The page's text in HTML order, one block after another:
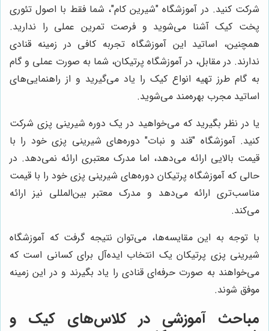
شرکت کنید. در آموزشگاه "شیرین کام"، شما فقط با اصول تئوری
پخت کیک آشنا می‌شوید و فرصت تمرین عملی را ندارید.
همچنین، اساتید این آموزشگاه تجربه کافی در زمینه قنادی
ندارند. در مقابل، در آموزشگاه پرتیکان، شما به صورت عملی و گام
به گام طرز تهیه انواع کیک را یاد می‌گیرید و از راهنمایی‌های
اساتید مجرب بهره‌مند می‌شوید.
یا در نظر بگیرید که می‌خواهید در یک دوره شیرینی پزی شرکت
کنید. آموزشگاه "قند و نبات" دوره‌های شیرینی پزی خود را با
قیمت بالایی ارائه می‌دهد، اما مدرک معتبری ارائه نمی‌دهد. در
حالی که آموزشگاه پرتیکان دوره‌های شیرینی پزی خود را با قیمت
مناسب‌تری ارائه می‌دهد و مدرک معتبر بین‌المللی نیز ارائه
می‌کند.
با توجه به این مقایسه‌ها، می‌توان نتیجه گرفت که آموزشگاه
شیرینی پزی پرتیکان یک انتخاب ایده‌آل برای کسانی است که
می‌خواهند به صورت حرفه‌ای قنادی را یاد بگیرند و در این زمینه
موفق شوند.
مباحث آموزشی در کلاس‌های کیک و